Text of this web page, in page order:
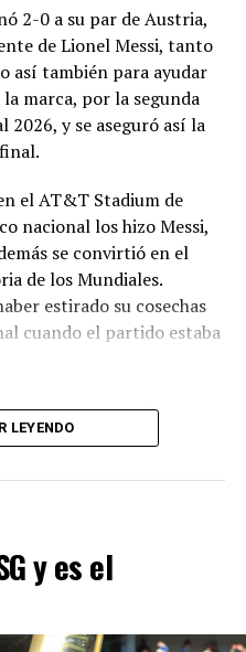
2-0 a su par de Austria,
de Lionel Messi, tanto
así también para ayudar
marca, por la segunda
2026, y se aseguró así la
el AT&T Stadium de
nacional los hizo Messi,
se convirtió en el
de los Mundiales.
estirado su cosechas
cuando el partido estaba
manera posible para
ya que apenas iniciado el
la oportunidad por
palo izquierdo del
muy bien en
cerca del área argentina,
muy bien y
LEYENDO
y es el